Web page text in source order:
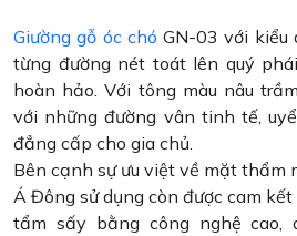
Giường gỗ óc chó GN-03 với kiểu
từng đường nét toát lên quý
hoàn hảo. Với tông màu nâu
với những đường vân tinh tế,
đẳng cấp cho gia chủ.
Bên cạnh sự ưu việt về mặt thẩm
Á Đông sử dụng còn được cam
tẩm sấy bằng công nghệ cao,